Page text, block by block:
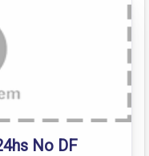
No DF